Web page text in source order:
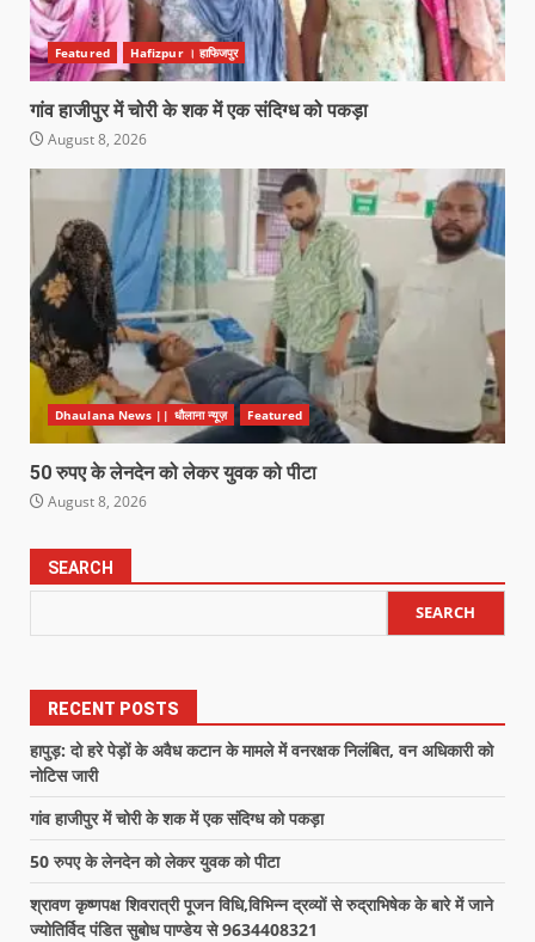
Featured Hafizpur । हाफिजपुर
गांव हाजीपुर में चोरी के शक में एक संदिग्ध को पकड़ा
August 8, 2026
Dhaulana News || धौलाना न्यूज़ Featured
50 रुपए के लेनदेन को लेकर युवक को पीटा
August 8, 2026
SEARCH
SEARCH
RECENT POSTS
हापुड़: दो हरे पेड़ों के अवैध कटान के मामले में वनरक्षक निलंबित, वन अधिकारी को
नोटिस जारी
गांव हाजीपुर में चोरी के शक में एक संदिग्ध को पकड़ा
50 रुपए के लेनदेन को लेकर युवक को पीटा
श्रावण कृष्णपक्ष शिवरात्री पूजन विधि,विभिन्न द्रव्यों से रुद्राभिषेक के बारे में जाने
ज्योतिर्विद पंडित सुबोध पाण्डेय से 9634408321